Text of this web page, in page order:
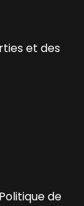
et des
de